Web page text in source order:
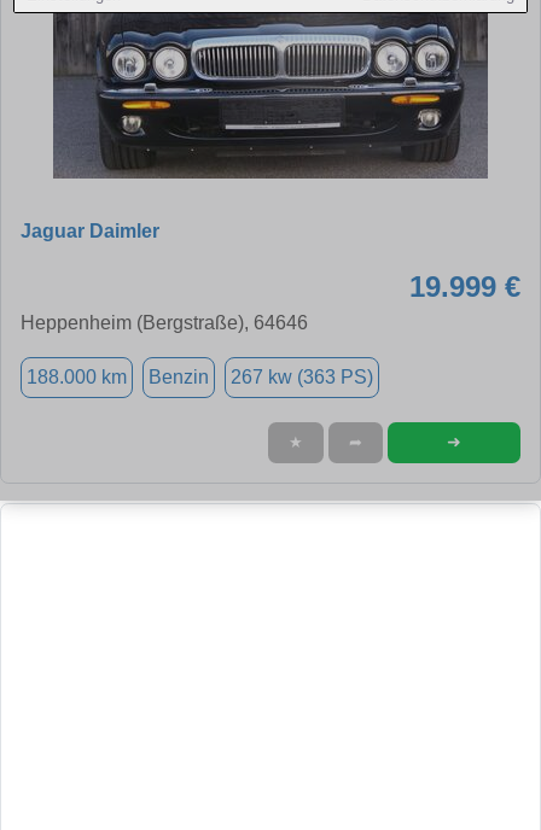
Jaguar Daimler
19.999 €
Heppenheim (Bergstraße), 64646
188.000 km Benzin 267 kw (363 PS)
★ ➦ ➜